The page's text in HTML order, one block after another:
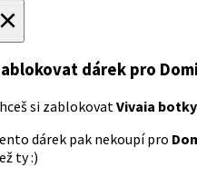
dárek pro
si zablokovatVivaia botky
dárek pak nekoupí pro
ty :)